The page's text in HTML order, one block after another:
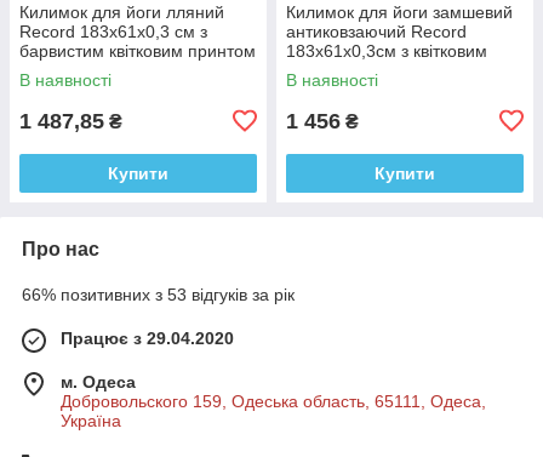
Килимок для йоги лляний
Record 183x61x0,3 см з
барвистим квітковим принтом
В наявності
1 487,85 ₴
Купити
Килимок для йоги замшевий
антиковзаючий Record
183x61x0,3см з квітковим
принтом
В наявності
1 456 ₴
Купити
Про нас
66% позитивних з 53 відгуків за рік
Працює з 29.04.2020
м. Одеса
Добровольского 159, Одеська область, 65111, Одеса,
Україна